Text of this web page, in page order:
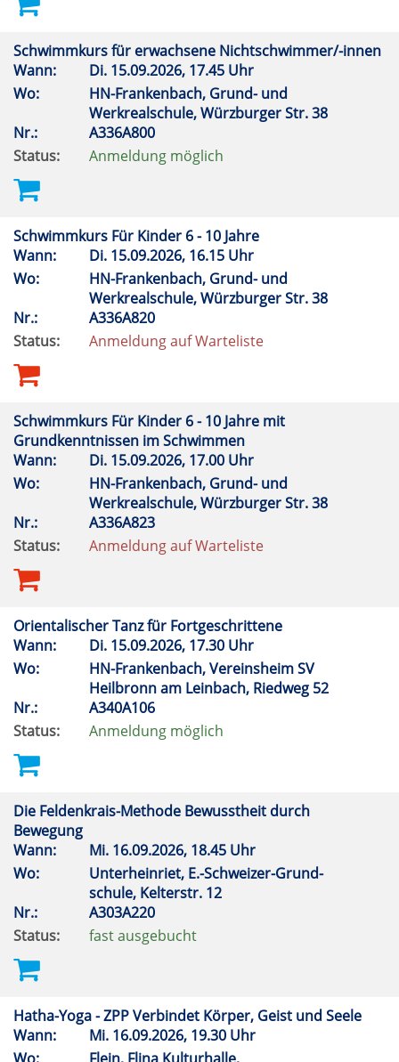
Schwimmkurs für erwachsene Nichtschwimmer/-innen
Wann:
Di. 15.09.2026, 17.45 Uhr
Wo:
HN-Frankenbach, Grund- und
Werkrealschule, Würzburger Str. 38
Nr.:
A336A800
Status:
Anmeldung möglich
Schwimmkurs Für Kinder 6 - 10 Jahre
Wann:
Di. 15.09.2026, 16.15 Uhr
Wo:
HN-Frankenbach, Grund- und
Werkrealschule, Würzburger Str. 38
Nr.:
A336A820
Status:
Anmeldung auf Warteliste
Schwimmkurs Für Kinder 6 - 10 Jahre mit
Grundkenntnissen im Schwimmen
Wann:
Di. 15.09.2026, 17.00 Uhr
Wo:
HN-Frankenbach, Grund- und
Werkrealschule, Würzburger Str. 38
Nr.:
A336A823
Status:
Anmeldung auf Warteliste
Orientalischer Tanz für Fortgeschrittene
Wann:
Di. 15.09.2026, 17.30 Uhr
Wo:
HN-Frankenbach, Vereinsheim SV
Heilbronn am Leinbach, Riedweg 52
Nr.:
A340A106
Status:
Anmeldung möglich
Die Feldenkrais-Methode Bewusstheit durch
Bewegung
Wann:
Mi. 16.09.2026, 18.45 Uhr
Wo:
Unterheinriet, E.-Schweizer-Grund-
schule, Kelterstr. 12
Nr.:
A303A220
Status:
fast ausgebucht
Hatha-Yoga - ZPP Verbindet Körper, Geist und Seele
Wann:
Mi. 16.09.2026, 19.30 Uhr